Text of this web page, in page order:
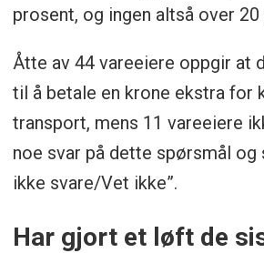
prosent, og ingen altså over
Åtte av 44 vareeiere oppgir at
til å betale en krone ekstra for
transport, mens 11 vareeiere
noe svar på dette spørsmål og
ikke svare/Vet ikke”.
Har gjort et løft de